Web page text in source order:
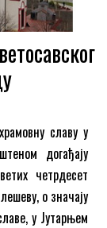
славу у
догађају
четрдесет
о значају
у Јутарњем